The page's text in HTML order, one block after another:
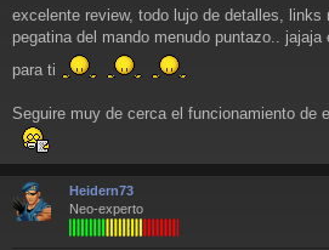
n
s
j
excelente review, todo lujo de detalles, links
pegatina del mando menudo puntazo..
para ti
Seguire muy de cerca el funcionamiento de
Heidern73
Neo-experto